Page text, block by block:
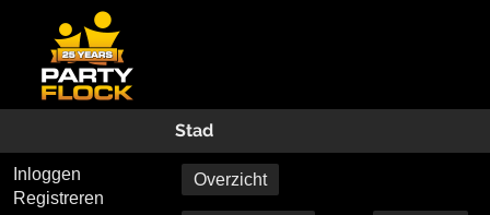
Stad
Inloggen
Registreren
Overzicht